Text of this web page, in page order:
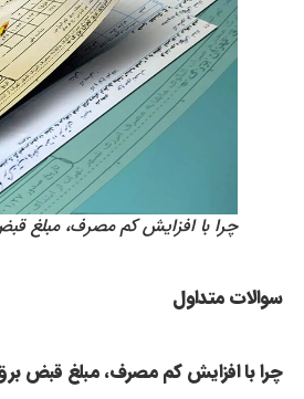
چرا با افزایش کم مصرف، مبلغ قبض
سوالات متداول
چرا با افزایش کم مصرف، مبلغ قبض برق